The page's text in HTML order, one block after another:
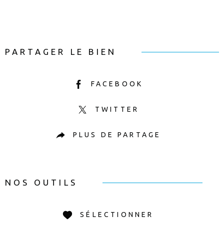
PARTAGER LE BIEN
FACEBOOK
TWITTER
PLUS DE PARTAGE
NOS OUTILS
SÉLECTIONNER